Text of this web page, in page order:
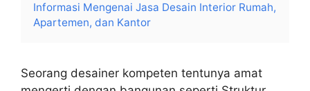
Informasi Mengenai Jasa Desain Interior Rumah,
Apartemen, dan Kantor
Seorang desainer kompeten tentunya amat